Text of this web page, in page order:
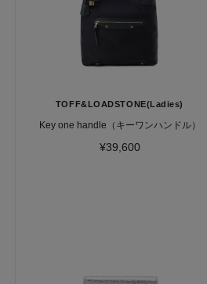
TOFF&LOADSTONE(Ladies)
Key one handle（キーワンハンドル）
¥39,600